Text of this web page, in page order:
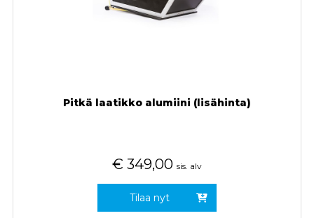
Pitkä laatikko alumiini (lisähinta)
€ 349,00 sis. alv
Tilaa nyt